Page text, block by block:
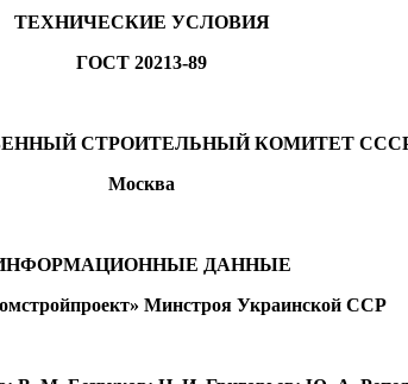
ТЕХНИЧЕСКИЕ УСЛОВИЯ
ГОСТ 20213-89
СТРОИТЕЛЬНЫЙ КОМИТЕТ
Москва
ДАННЫЕ
Минстроя Украинской ССР